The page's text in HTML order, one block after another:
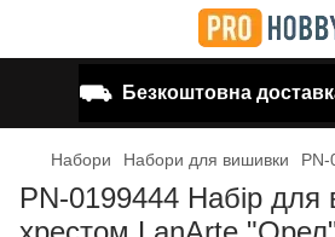
⛟ Безкоштовна
Набори Набори для вишивки
PN-0199444 Набір для